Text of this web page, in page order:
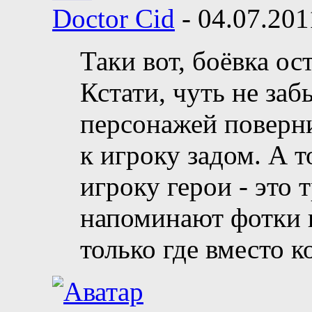
Doctor Cid -
Таки вот, боёвка
Кстати, чуть не
персонажей
к игроку задом. А
игроку герои - это
напоминают фотки
только где вместо